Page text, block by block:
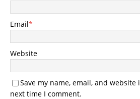
Email*
Website
Save my name, email, and
next time I comment.